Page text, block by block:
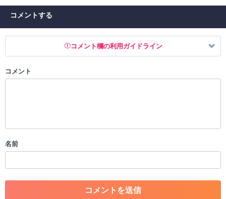
コメントする
コメント欄の利用ガイドライン
以下の書き込みを禁止とし、場合によってはコメント削除や書き込み制
・一度削除された投稿を再び投稿すること
・アカウントの売買など金銭が絡む内容の投稿
・各ゲームのネタバレを含む内容の投稿
・その他、管理者が不適切と判断した投稿
コメント
名前